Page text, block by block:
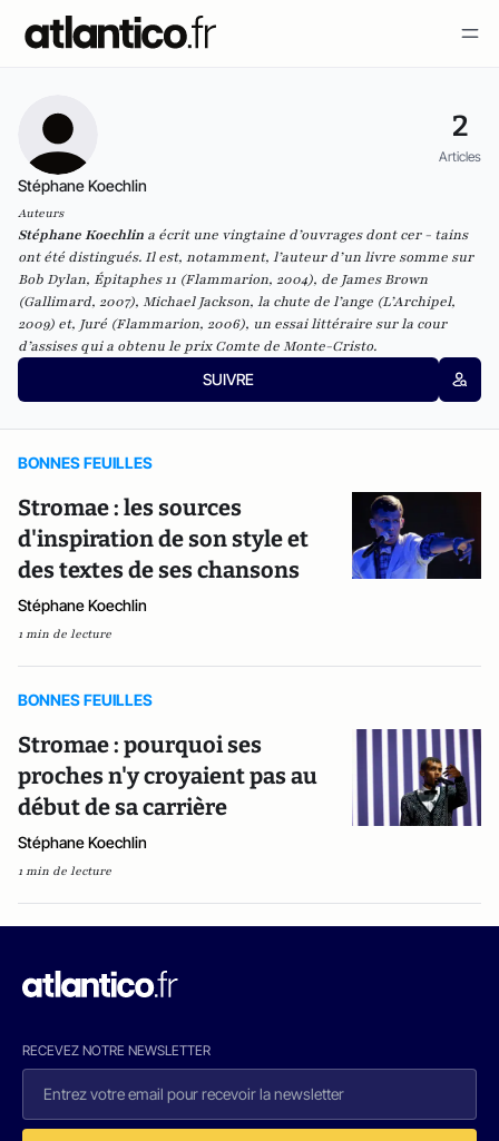
2
Articles
Stéphane Koechlin
Auteurs
Stéphane Koechlin a écrit une vingtaine d’ouvrages dont cer - tains
ont été distingués. Il est, notamment, l’auteur d’un livre somme sur
Bob Dylan, Épitaphes 11 (Flammarion, 2004), de James Brown
(Gallimard, 2007), Michael Jackson, la chute de l’ange (L’Archipel,
2009) et, Juré (Flammarion, 2006), un essai littéraire sur la cour
d’assises qui a obtenu le prix Comte de Monte-Cristo.
SUIVRE
BONNES FEUILLES
Stromae : les sources
d'inspiration de son style et
des textes de ses chansons
Stéphane Koechlin
1 min de lecture
BONNES FEUILLES
Stromae : pourquoi ses
proches n'y croyaient pas au
début de sa carrière
Stéphane Koechlin
1 min de lecture
RECEVEZ NOTRE NEWSLETTER